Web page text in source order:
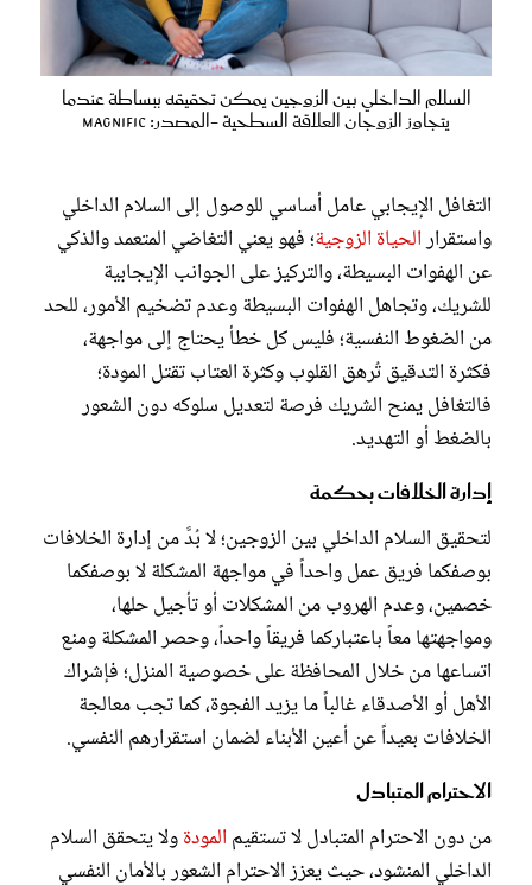
السلام الداخلي بين الزوجين يمكن تحقيقه ببساطة عندما
يتجاوز الزوجان العلاقة السطحية -المصدر: magnific
التغافل الإيجابي عامل أساسي للوصول إلى السلام الداخلي
واستقرارالحياة الزوجية؛ فهو يعني التغاضي المتعمد والذكي
عن الهفوات البسيطة، والتركيز على الجوانب الإيجابية
للشريك، وتجاهل الهفوات البسيطة وعدم تضخيم الأمور، للحد
من الضغوط النفسية؛ فليس كل خطأ يحتاج إلى مواجهة،
فكثرة التدقيق تُرهق القلوب وكثرة العتاب تقتل المودة؛
فالتغافل يمنح الشريك فرصة لتعديل سلوكه دون الشعور
بالضغط أو التهديد.
إدارة الخلافات بحكمة
لتحقيق السلام الداخلي بين الزوجين؛ لا بُدَّ من إدارة الخلافات
بوصفكما فريق عمل واحداً في مواجهة المشكلة لا بوصفكما
خصمين، وعدم الهروب من المشكلات أو تأجيل حلها،
ومواجهتها معاً باعتباركما فريقاً واحداً، وحصر المشكلة ومنع
اتساعها من خلال المحافظة على خصوصية المنزل؛ فإشراك
الأهل أو الأصدقاء غالباً ما يزيد الفجوة، كما تجب معالجة
الخلافات بعيداً عن أعين الأبناء لضمان استقرارهم النفسي.
الاحترام المتبادل
من دون الاحترام المتبادل لا تستقيم المودةولا يتحقق السلام
الداخلي المنشود، حيث يعزز الاحترام الشعور بالأمان النفسي